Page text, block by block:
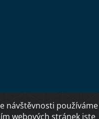
návštěvnosti používáme
webových stránek jste